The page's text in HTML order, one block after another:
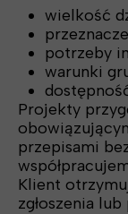
wielkość
potrzeby
warunki
Projekty
przepisami
Klient
zgłoszenia